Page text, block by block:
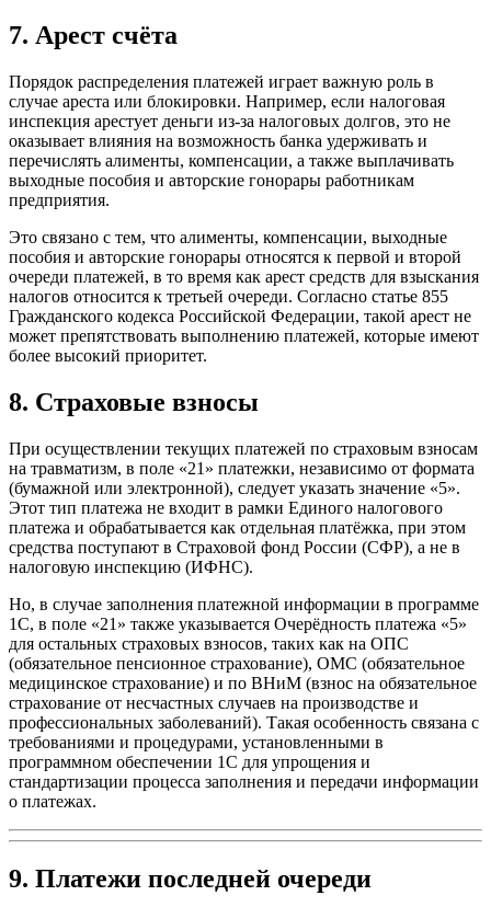
7. Арест счёта
Порядок распределения платежей играет важную роль в
случае ареста или блокировки. Например, если налоговая
инспекция арестует деньги из-за налоговых долгов, это не
оказывает влияния на возможность банка удерживать и
перечислять алименты, компенсации, а также выплачивать
выходные пособия и авторские гонорары работникам
предприятия.
Это связано с тем, что алименты, компенсации, выходные
пособия и авторские гонорары относятся к первой и второй
очереди платежей, в то время как арест средств для взыскания
налогов относится к третьей очереди. Согласно статье 855
Гражданского кодекса Российской Федерации, такой арест не
может препятствовать выполнению платежей, которые имеют
более высокий приоритет.
8. Страховые взносы
При осуществлении текущих платежей по страховым взносам
на травматизм, в поле «21» платежки, независимо от формата
(бумажной или электронной), следует указать значение «5».
Этот тип платежа не входит в рамки Единого налогового
платежа и обрабатывается как отдельная платёжка, при этом
средства поступают в Страховой фонд России (СФР), а не в
налоговую инспекцию (ИФНС).
Но, в случае заполнения платежной информации в программе
1С, в поле «21» также указывается Очерёдность платежа «5»
для остальных страховых взносов, таких как на ОПС
(обязательное пенсионное страхование), ОМС (обязательное
медицинское страхование) и по ВНиМ (взнос на обязательное
страхование от несчастных случаев на производстве и
профессиональных заболеваний). Такая особенность связана с
требованиями и процедурами, установленными в
программном обеспечении 1С для упрощения и
стандартизации процесса заполнения и передачи информации
о платежах.
9. Платежи последней очереди